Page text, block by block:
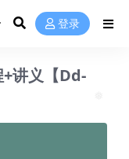
登录
讲义【Dd-